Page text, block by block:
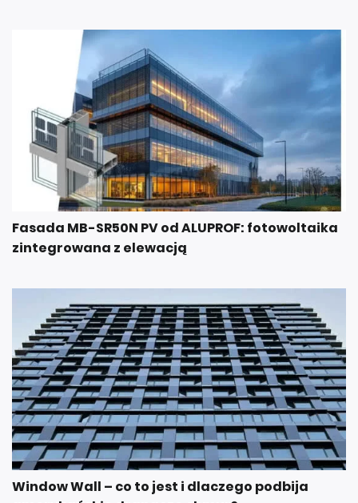
Fasada MB-SR50N PV od ALUPROF: fotowoltaika
zintegrowana z elewacją
Window Wall – co to jest i dlaczego podbija